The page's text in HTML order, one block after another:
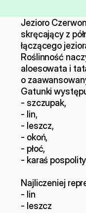
Jezioro
skręcający z
łączącego
Roślinność
aloesowata i
o
Gatunki
- szczupak,
- lin,
- leszcz,
- okoń,
- płoć,
- karaś
Najliczeniej
- lin
- leszcz